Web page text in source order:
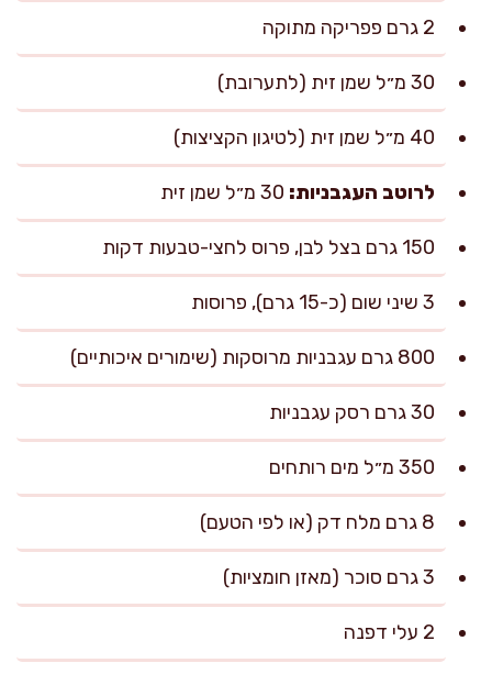
2 גרם פפריקה מתוקה
30 מ״ל שמן זית (לתערובת)
40 מ״ל שמן זית (לטיגון הקציצות)
לרוטב העגבניות:
150 גרם בצל לבן, פרוס לחצי-טבעות דקות
3 שיני שום (כ-15 גרם), פרוסות
800 גרם עגבניות מרוסקות (שימורים איכותיים)
30 גרם רסק עגבניות
350 מ״ל מים רותחים
8 גרם מלח דק (או לפי הטעם)
3 גרם סוכר (מאזן חומציות)
2 עלי דפנה